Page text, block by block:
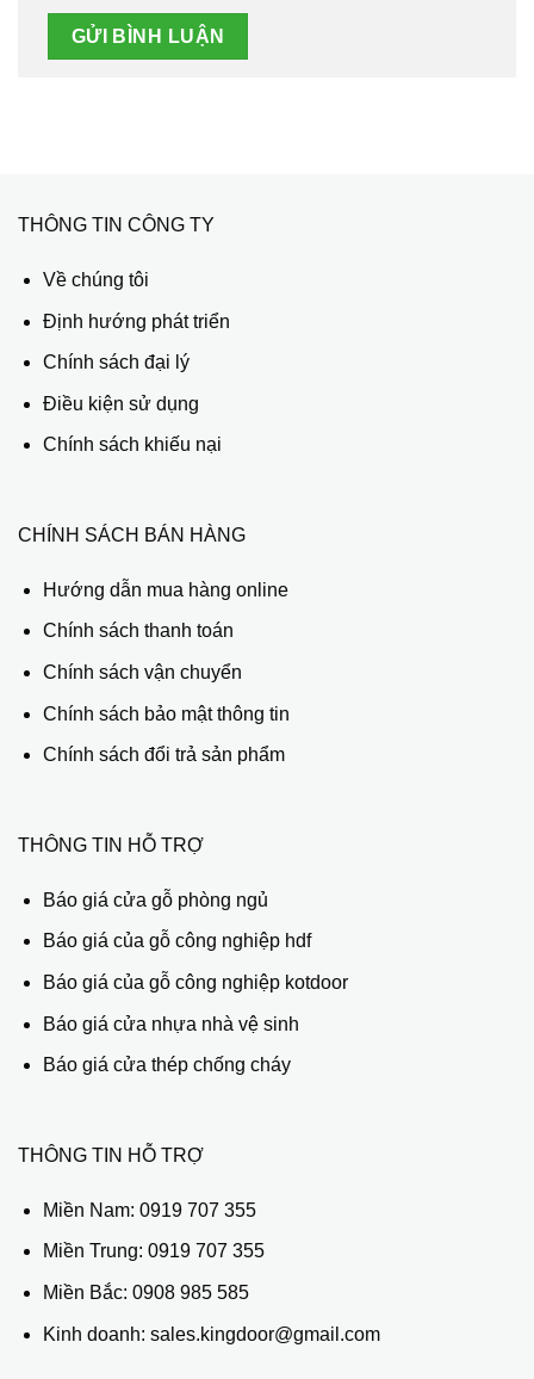
THÔNG TIN CÔNG TY
Về chúng tôi
Định hướng phát triển
Chính sách đại lý
Điều kiện sử dụng
Chính sách khiếu nại
CHÍNH SÁCH BÁN HÀNG
Hướng dẫn mua hàng online
Chính sách thanh toán
Chính sách vận chuyển
Chính sách bảo mật thông tin
Chính sách đổi trả sản phẩm
THÔNG TIN HỖ TRỢ
Báo giá cửa gỗ phòng ngủ
Báo giá của gỗ công nghiệp hdf
Báo giá của gỗ công nghiệp kotdoor
Báo giá cửa nhựa nhà vệ sinh
Báo giá cửa thép chống cháy
THÔNG TIN HỖ TRỢ
Miền Nam: 0919 707 355
Miền Trung: 0919 707 355
Miền Bắc: 0908 985 585
Kinh doanh: sales.kingdoor@gmail.com